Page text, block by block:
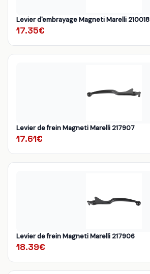
Levier d'embrayage Magneti Marelli 210018
17.35€
Levier de frein Magneti Marelli 217907
17.61€
Levier de frein Magneti Marelli 217906
18.39€